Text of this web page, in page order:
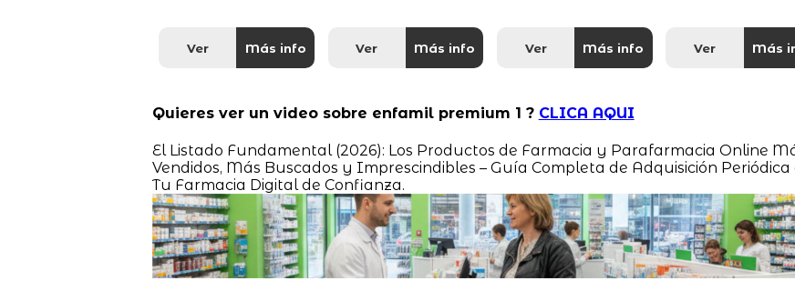
Ver Más info Ver Más info Ver Más info Ver Más
Quieres ver un video sobre enfamil premium 1 ? CLICA AQUI
El Listado Fundamental (2026): Los Productos de Farmacia y Parafarmacia Online
Vendidos, Más Buscados y Imprescindibles – Guía Completa de Adquisición Periódica
Tu Farmacia Digital de Confianza.